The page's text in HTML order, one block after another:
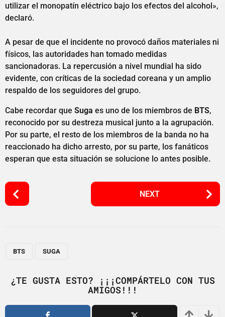
utilizar el monopatín eléctrico bajo los efectos del alcohol»,
declaró.
A pesar de que el incidente no provocó daños materiales ni
físicos, las autoridades han tomado medidas
sancionadoras. La repercusión a nivel mundial ha sido
evidente, con críticas de la sociedad coreana y un amplio
respaldo de los seguidores del grupo.
Cabe recordar que Suga es uno de los miembros de BTS,
reconocido por su destreza musical junto a la agrupación.
Por su parte, el resto de los miembros de la banda no ha
reaccionado ha dicho arresto, por su parte, los fanáticos
esperan que esta situación se solucione lo antes posible.
P
o
a
NEXT
BTS SUGA
¿TE GUSTA ESTO? ¡¡¡COMPÁRTELO CON TUS
AMIGOS!!!